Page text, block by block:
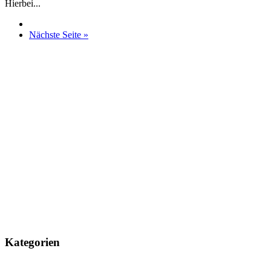
Hierbei...
Nächste Seite »
Kategorien